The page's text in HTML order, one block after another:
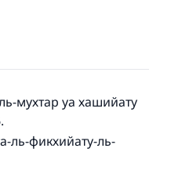
мухтар уа хашийату
ль-фикхийату-ль-